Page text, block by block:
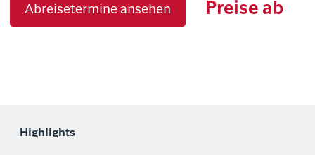
Abreisetermine ansehen Preise ab
Highlights